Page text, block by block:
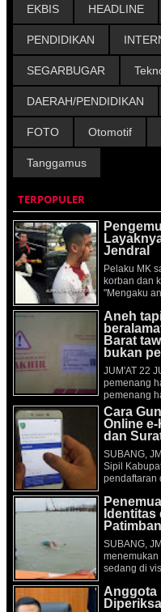
EKBIS HEADLINE
PENDIDIKAN
SEGARBUGAR
DAERAH/PENDIDIKAN
FOTO Otomotif
Tanggamus
TERPOPULER
Jendral
Pelaku MK
korban dan
"Mengaku
Aneh
Barat
bukan
JUM'AT 22
pemenang
pemenang
Cara
Online
dan
SUBANG,
Sipil
pendaftaran
Patimban
SUBANG,
menemukan
sedang di
Anggota